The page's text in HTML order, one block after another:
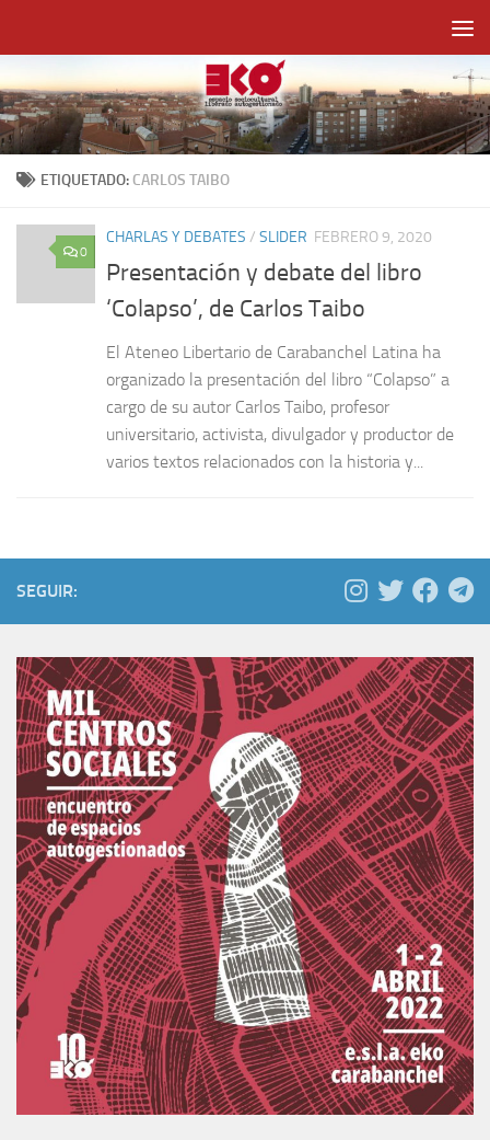
ETIQUETADO: CARLOS TAIBO
0
CHARLAS Y DEBATES / SLIDER FEBRERO 9, 2020
Presentación y debate del libro
‘Colapso’, de Carlos Taibo
El Ateneo Libertario de Carabanchel Latina ha
organizado la presentación del libro “Colapso” a
cargo de su autor Carlos Taibo, profesor
universitario, activista, divulgador y productor de
varios textos relacionados con la historia y...
SEGUIR: